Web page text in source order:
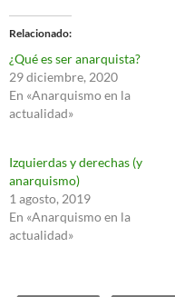
Relacionado
¿Qué es ser anarquista?
29 diciembre, 2020
En «Anarquismo en la
actualidad»
Izquierdas y derechas (y
anarquismo)
1 agosto, 2019
En «Anarquismo en la
actualidad»